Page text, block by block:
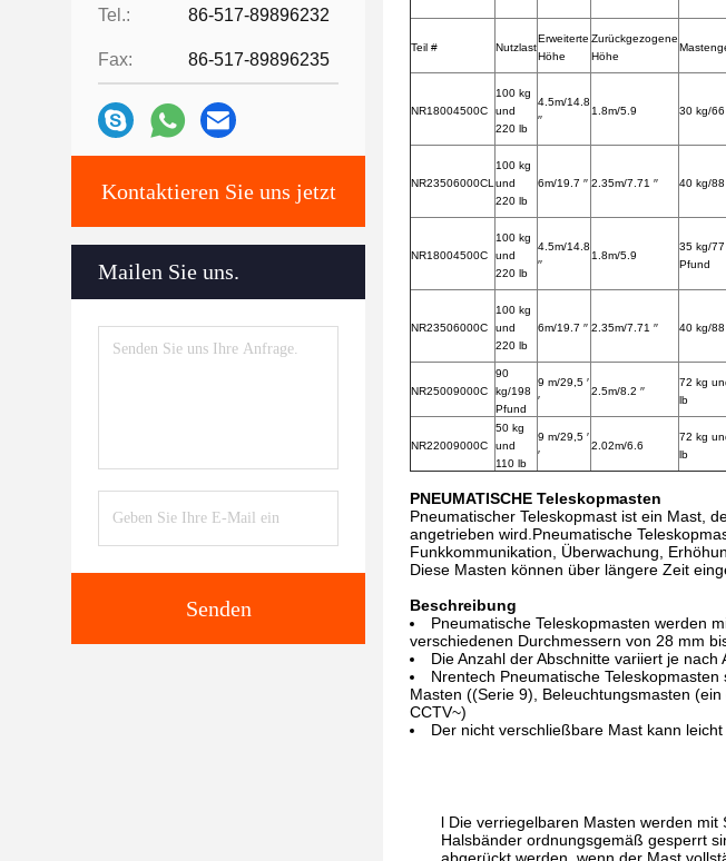
Tel.: 86-517-89896232
Fax: 86-517-89896235
Kontaktieren Sie uns jetzt
Mailen Sie uns.
Senden
Teil # Nutzlast
Erweiterte
Höhe
Zurückgezogene
Höhe
NR18004500C
100 kg
und
220 lb
4.5m/14.8
′′
1.8m/5.9 30 kg/
NR23506000CL
100 kg
und
220 lb
6m/19.7 ′′ 2.35m/7.71 ′′ 40 kg/
NR18004500C
100 kg
und
220 lb
4.5m/14.8
′′
1.8m/5.9
35 kg/77
Pfund
NR23506000C
100 kg
und
220 lb
6m/19.7 ′′ 2.35m/7.71 ′′ 40 kg/
NR25009000C
90
kg/198
Pfund
9 m/29,5 ′
′
2.5m/8.2 ′′
72 kg
lb
NR22009000C
50 kg
und
110 lb
9 m/29,5 ′
′
2.02m/6.6
72 kg
lb
PNEUMATISCHE Teleskopmasten
Pneumatischer Teleskopmast ist ein Mast,
angetrieben wird.Pneumatische
Funkkommunikation, Überwachung,
Diese Masten können über längere Zeit
Beschreibung
Pneumatische Teleskopmasten werden
verschiedenen Durchmessern von 28 mm
Die Anzahl der Abschnitte variiert je
Nrentech Pneumatische
Masten ((Serie 9), Beleuchtungsmasten
CCTV~)
Der nicht verschließbare Mast kann
l Die verriegelbaren Masten werden
Halsbänder ordnungsgemäß gesperrt